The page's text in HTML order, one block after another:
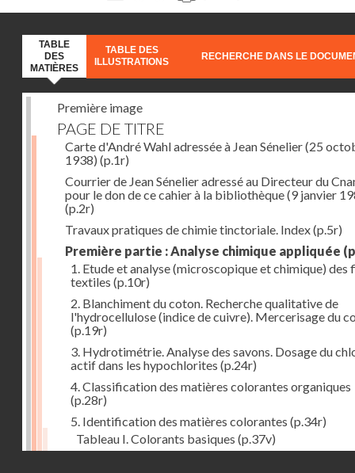
TABLE
DES
MATIÈRES
TABLE DES
ILLUSTRATIONS
RECHERCHE DANS LE
Première image
PAGE DE TITRE
Carte d'André Wahl adressée à Jean Sénelier (25
1938) (p.1r)
Courrier de Jean Sénelier adressé au Directeur du
pour le don de ce cahier à la bibliothèque (9 janvier
(p.2r)
Travaux pratiques de chimie tinctoriale. Index(p.5r)
Première partie : Analyse chimique appliquée
1. Etude et analyse (microscopique et chimique) des
textiles (p.10r)
2. Blanchiment du coton. Recherche qualitative de
l'hydrocellulose (indice de cuivre). Mercerisage du
(p.19r)
3. Hydrotimétrie. Analyse des savons. Dosage du
actif dans les hypochlorites (p.24r)
4. Classification des matières colorantes organiques
(p.28r)
5. Identification des matières colorantes (p.34r)
Tableau I. Colorants basiques (p.37v)